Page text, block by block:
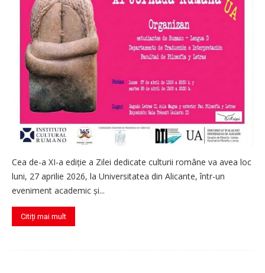
Cea de-a XI-a ediție a Zilei dedicate culturii române va avea loc
luni, 27 aprilie 2026, la Universitatea din Alicante, într-un
eveniment academic și...
Citiți mai mult